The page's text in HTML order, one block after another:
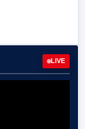
LIVE